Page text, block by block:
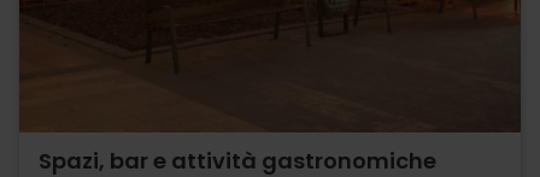
Spazi, bar e attività gastronomiche